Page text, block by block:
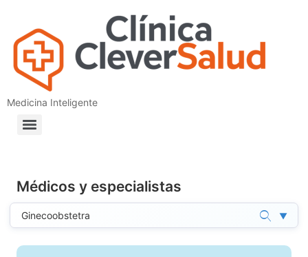
Medicina Inteligente
Médicos y especialistas
▼